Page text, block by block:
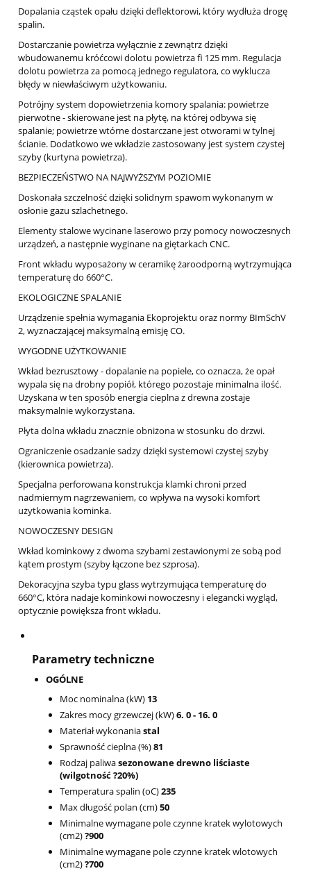
Dopalania cząstek opału dzięki deflektorowi, który wydłuża drogę
spalin.
Dostarczanie powietrza wyłącznie z zewnątrz dzięki
wbudowanemu króćcowi dolotu powietrza fi 125 mm. Regulacja
dolotu powietrza za pomocą jednego regulatora, co wyklucza
błędy w niewłaściwym użytkowaniu.
Potrójny system dopowietrzenia komory spalania: powietrze
pierwotne - skierowane jest na płytę, na której odbywa się
spalanie; powietrze wtórne dostarczane jest otworami w tylnej
ścianie. Dodatkowo we wkładzie zastosowany jest system czystej
szyby (kurtyna powietrza).
BEZPIECZEŃSTWO NA NAJWYŻSZYM POZIOMIE
Doskonała szczelność dzięki solidnym spawom wykonanym w
osłonie gazu szlachetnego.
Elementy stalowe wycinane laserowo przy pomocy nowoczesnych
urządzeń, a następnie wyginane na giętarkach CNC.
Front wkładu wyposażony w ceramikę żaroodporną wytrzymująca
temperaturę do 660°C.
EKOLOGICZNE SPALANIE
Urządzenie spełnia wymagania Ekoprojektu oraz normy BImSchV
2, wyznaczającej maksymalną emisję CO.
WYGODNE UŻYTKOWANIE
Wkład bezrusztowy - dopalanie na popiele, co oznacza, że opał
wypala się na drobny popiół, którego pozostaje minimalna ilość.
Uzyskana w ten sposób energia cieplna z drewna zostaje
maksymalnie wykorzystana.
Płyta dolna wkładu znacznie obniżona w stosunku do drzwi.
Ograniczenie osadzanie sadzy dzięki systemowi czystej szyby
(kierownica powietrza).
Specjalna perforowana konstrukcja klamki chroni przed
nadmiernym nagrzewaniem, co wpływa na wysoki komfort
użytkowania kominka.
NOWOCZESNY DESIGN
Wkład kominkowy z dwoma szybami zestawionymi ze sobą pod
kątem prostym (szyby łączone bez szprosa).
Dekoracyjna szyba typu glass wytrzymująca temperaturę do
660°C, która nadaje kominkowi nowoczesny i elegancki wygląd,
optycznie powiększa front wkładu.
Parametry techniczne
OGÓLNE
Moc nominalna (kW) 13
Zakres mocy grzewczej (kW)6. 0 - 16. 0
Materiał wykonaniastal
Sprawność cieplna (%)81
Rodzaj paliwasezonowane drewno liściaste
(wilgotność ?20%)
Temperatura spalin (oC)235
Max długość polan (cm)50
Minimalne wymagane pole czynne kratek wylotowych
(cm2)?900
Minimalne wymagane pole czynne kratek wlotowych
(cm2)?700